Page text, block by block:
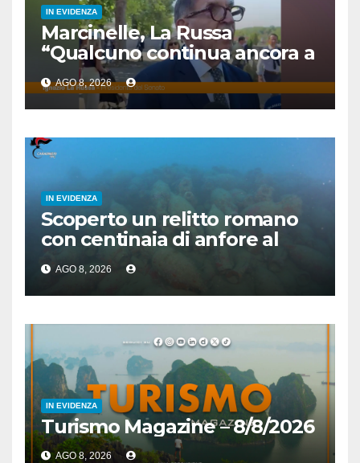
IN EVIDENZA
Marcinelle, La Russa
“Qualcuno continua ancora a
voltare le spalle”
AGO 8, 2026
IN EVIDENZA
Scoperto un relitto romano
con centinaia di anfore al
largo di Mazara del Vallo
AGO 8, 2026
IN EVIDENZA
Turismo Magazine – 8/8/2026
AGO 8, 2026